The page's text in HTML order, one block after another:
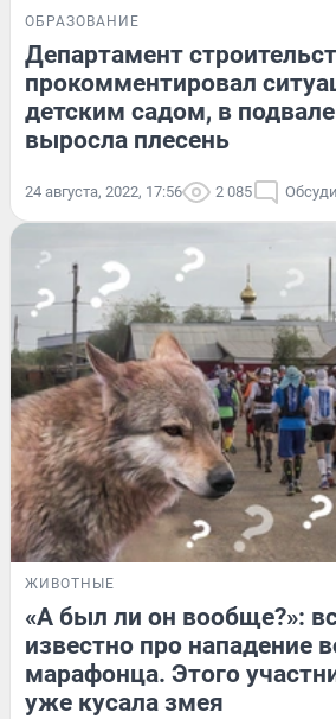
ОБРАЗОВАНИЕ
Департамент
прокомментировал
детским садом, в
выросла плесень
24 августа, 2022, 17:56 2 085
ЖИВОТНЫЕ
«А был ли он вообще?»:
известно про нападение
марафонца. Этого
уже кусала змея